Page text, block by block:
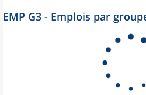
EMP G3 - Emplois par